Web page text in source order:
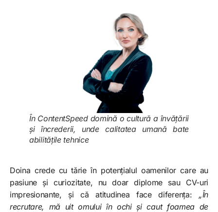
În ContentSpeed domină o cultură a învățării
și încrederii, unde calitatea umană bate
abilitățile tehnice
Doina crede cu tărie în potențialul oamenilor care au
pasiune și curiozitate, nu doar diplome sau CV-uri
impresionante, și că atitudinea face diferența: „În
recrutare, mă uit omului în ochi și caut foamea de